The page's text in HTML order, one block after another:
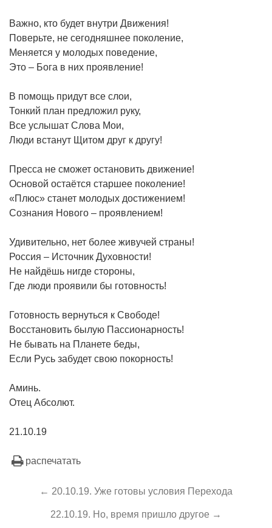
Важно, кто будет внутри Движения!
Поверьте, не сегодняшнее поколение,
Меняется у молодых поведение,
Это – Бога в них проявление!
В помощь придут все слои,
Тонкий план предложил руку,
Все услышат Слова Мои,
Люди встанут Щитом друг к другу!
Пресса не сможет остановить движение!
Основой остаётся старшее поколение!
«Плюс» станет молодых достижением!
Сознания Нового – проявлением!
Удивительно, нет более живучей страны!
Россия – Источник Духовности!
Не найдёшь нигде стороны,
Где люди проявили бы готовность!
Готовность вернуться к Свободе!
Восстановить былую Пассионарность!
Не бывать на Планете беды,
Если Русь забудет свою покорность!
Аминь.
Отец Абсолют.
21.10.19
распечатать
← 20.10.19. Уже готовы условия Перехода
22.10.19. Но, время пришло другое →